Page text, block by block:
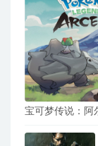
宝可梦传说：阿